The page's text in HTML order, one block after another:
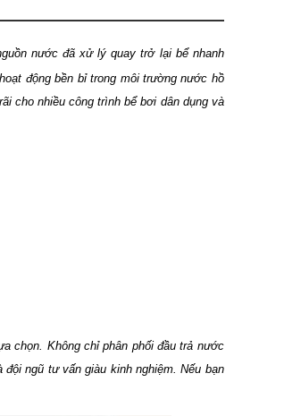
nước đã xử lý quay trở lại bể nhanh
động bền bỉ trong môi trường nước hồ
cho nhiều công trình bể bơi dân dụng và
chọn. Không chỉ phân phối đầu trả nước
ngũ tư vấn giàu kinh nghiệm. Nếu bạn